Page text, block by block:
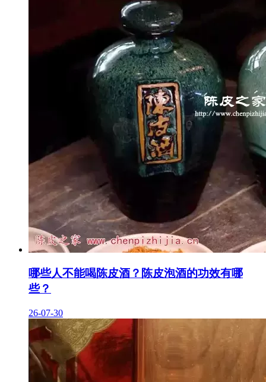
哪些人不能喝陈皮酒？陈皮泡酒的功效有哪
些？
26-07-30